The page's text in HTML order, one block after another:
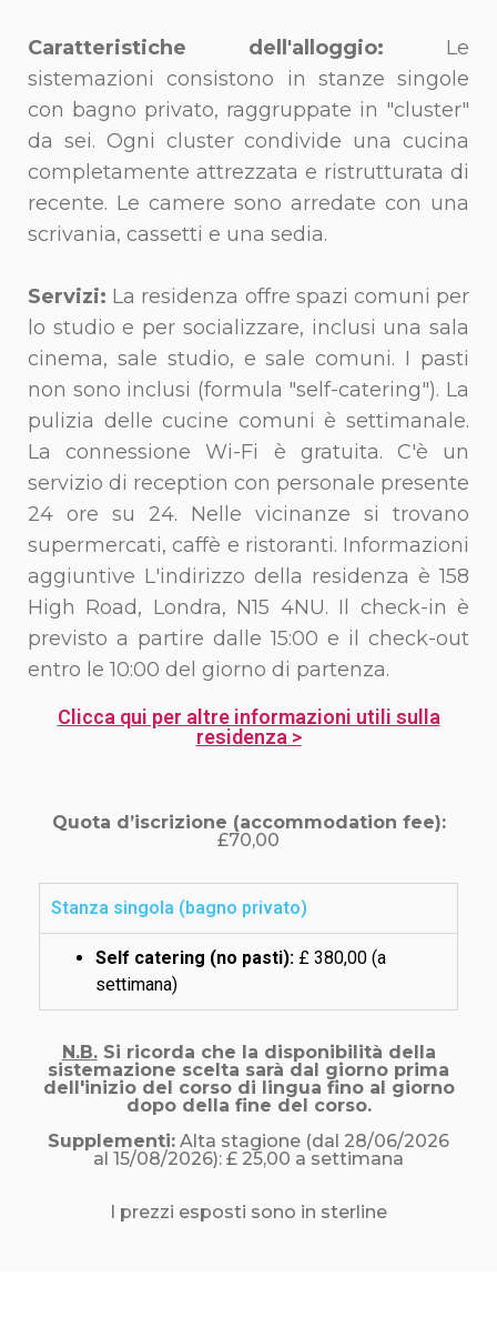
Caratteristiche dell'alloggio: Le
sistemazioni consistono in stanze singole
con bagno privato, raggruppate in "cluster"
da sei. Ogni cluster condivide una cucina
completamente attrezzata e ristrutturata di
recente. Le camere sono arredate con una
scrivania, cassetti e una sedia.
Servizi: La residenza offre spazi comuni per
lo studio e per socializzare, inclusi una sala
cinema, sale studio, e sale comuni. I pasti
non sono inclusi (formula "self-catering"). La
pulizia delle cucine comuni è settimanale.
La connessione Wi-Fi è gratuita. C'è un
servizio di reception con personale presente
24 ore su 24. Nelle vicinanze si trovano
supermercati, caffè e ristoranti. Informazioni
aggiuntive L'indirizzo della residenza è 158
High Road, Londra, N15 4NU. Il check-in è
previsto a partire dalle 15:00 e il check-out
entro le 10:00 del giorno di partenza.
Clicca qui per altre informazioni utili sulla
residenza >
Quota d’iscrizione (accommodation fee):
£70,00
Stanza singola (bagno privato)
Self catering (no pasti): £ 380,00 (a
settimana)
N.B.Si ricorda che la disponibilità della
sistemazione scelta sarà dal giorno prima
dell'inizio del corso di lingua fino al giorno
dopo della fine del corso.
Supplementi: Alta stagione (dal 28/06/2026
al 15/08/2026): £ 25,00 a settimana
I prezzi esposti sono in sterline